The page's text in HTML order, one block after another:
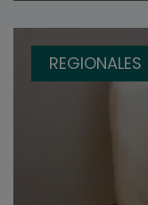
REGIONALES